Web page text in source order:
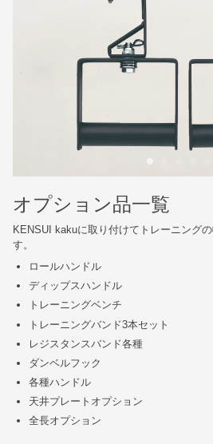
オプション品一覧
KENSUI kakuに取り付けてトレーニング
す。
ロールハンドル
ディップスハンドル
トレーニングベンチ
トレーニングバンド3本セット
レジスタンスバンド各種
ダンベルフック
各種ハンドル
天井プレートオプション
全長オプション